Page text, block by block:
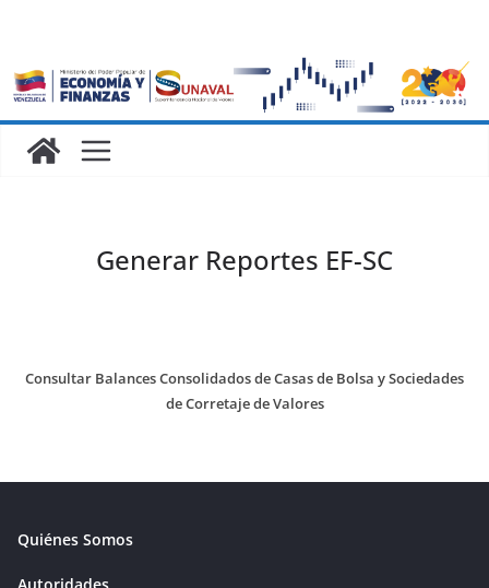
Generar Reportes EF-SC
Consultar Balances Consolidados de Casas de Bolsa y Sociedades
de Corretaje de Valores
Quiénes Somos